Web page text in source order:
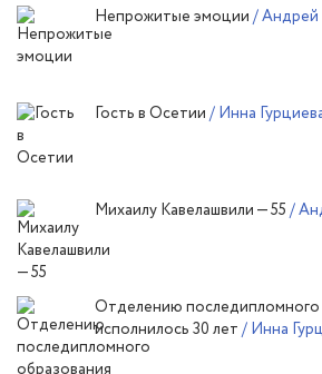
Непрожитые эмоции / Андрей
Гость в Осетии / Инна
Михаилу Кавелашвили — 55 /
Отделению
исполнилось 30 лет / Инна